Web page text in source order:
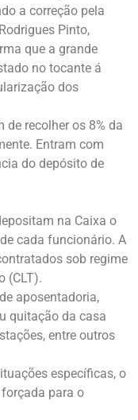
a correção pela
Pinto,
que a grande
no tocante á
dos
de recolher os 8% da
Entram com
do depósito de
na Caixa o
cada funcionário. A
sob regime
(CLT).
aposentadoria,
quitação da casa
entre outros
específicas, o
para o